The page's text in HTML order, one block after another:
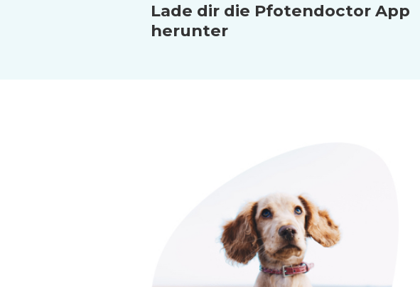
Lade dir die Pfoten­doctor App
herunter